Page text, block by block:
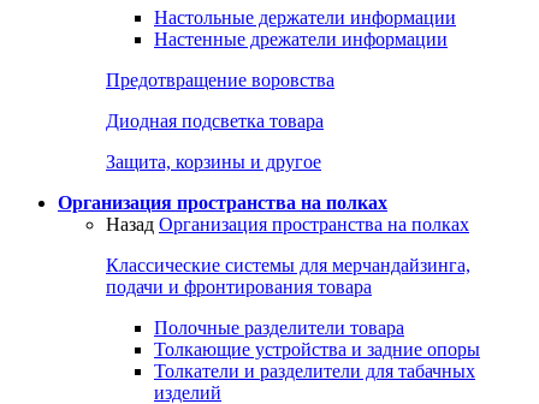
Настольные держатели информации
Настенные дрежатели информации
Предотвращение воровства
Диодная подсветка товара
Защита, корзины и другое
Организация пространства на полках
Назад Организация пространства на полках
Классические системы для мерчандайзинга,
подачи и фронтирования товара
Полочные разделители товара
Толкающие устройства и задние опоры
Толкатели и разделители для табачных
изделий